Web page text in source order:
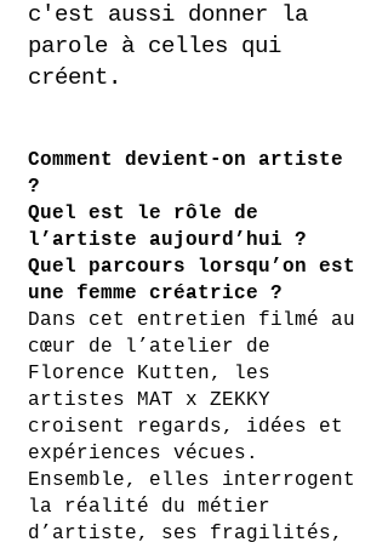
c'est aussi donner la
parole à celles qui
créent.
Comment devient-on artiste
?
Quel est le rôle de
l’artiste aujourd’hui ?
Quel parcours lorsqu’on est
une femme créatrice ?
Dans cet entretien filmé au
cœur de l’atelier de
Florence Kutten, les
artistes MAT x ZEKKY
croisent regards, idées et
expériences vécues.
Ensemble, elles interrogent
la réalité du métier
d’artiste, ses fragilités,